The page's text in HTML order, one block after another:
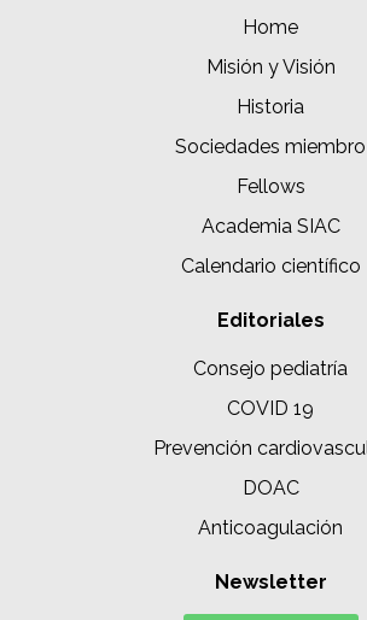
Home
Misión y Visión
Historia
Sociedades miembro
Fellows
Academia SIAC
Calendario científico
Editoriales
Consejo pediatría
COVID 19
Prevención
DOAC
Anticoagulación
Newsletter